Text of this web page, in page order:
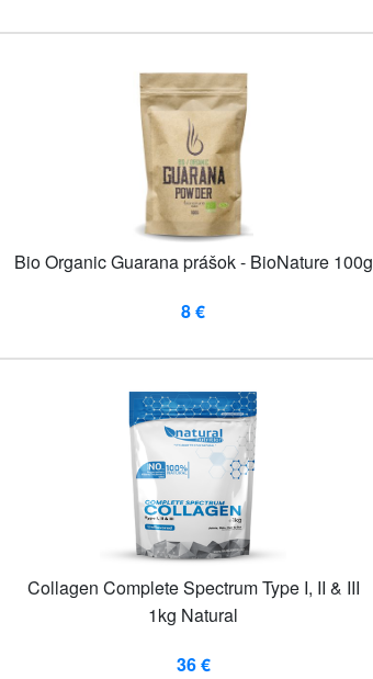
Bio Organic Guarana prášok - BioNature 100g
8 €
Collagen Complete Spectrum Type I, II & III
1kg Natural
36 €